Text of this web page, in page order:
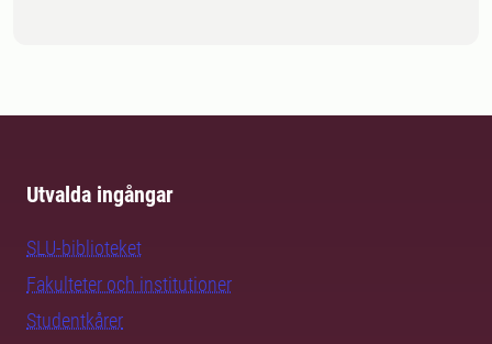
Utvalda ingångar
SLU-biblioteket
Fakulteter och institutioner
Studentkårer